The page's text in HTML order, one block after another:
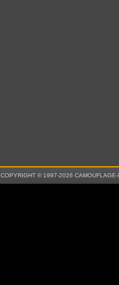
COPYRIGHT © 1997-2026 CAMOUFLAGE-